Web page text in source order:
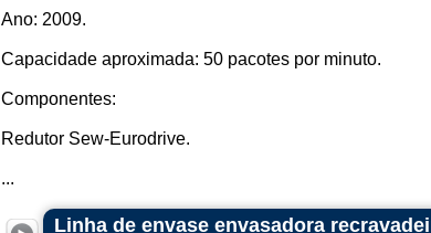
Ano: 2009.
Capacidade aproximada: 50 pacotes por minuto.
Componentes:
Redutor Sew-Eurodrive.
...
Linha de envase envasadora